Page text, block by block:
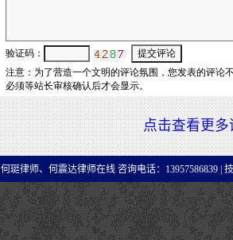
点击查看更多
何珽律师、何震达律师在线 咨询电话：13957586839 |